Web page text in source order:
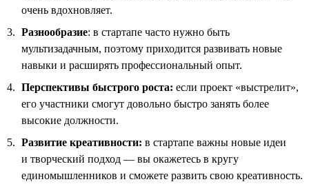
очень вдохновляет.
Разнообразие: в стартапе часто нужно быть
мультизадачным, поэтому приходится развивать новые
навыки и расширять профессиональный опыт.
Перспективы быстрого роста: если проект «выстрелит»,
его участники смогут довольно быстро занять более
высокие должности.
Развитие креативности: в стартапе важны новые идеи
и творческий подход — вы окажетесь в кругу
единомышленников и сможете развить свою креативность.